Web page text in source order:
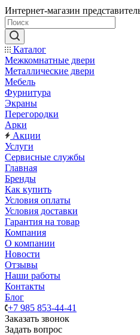
Интернет-магазин
Каталог
Межкомнатные двери
Металлические двери
Мебель
Фурнитура
Экраны
Перегородки
Арки
Акции
Услуги
Сервисные службы
Главная
Бренды
Как купить
Условия оплаты
Условия доставки
Гарантия на товар
Компания
О компании
Новости
Отзывы
Наши работы
Контакты
Блог
+7 985 853-44-41
Заказать звонок
Задать вопрос